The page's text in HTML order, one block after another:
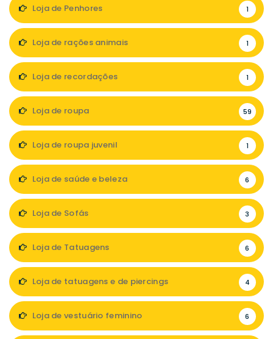
Loja de Penhores 1
Loja de rações animais 1
Loja de recordações 1
Loja de roupa 59
Loja de roupa juvenil 1
Loja de saúde e beleza 6
Loja de Sofás 3
Loja de Tatuagens 6
Loja de tatuagens e de piercings 4
Loja de vestuário feminino 6